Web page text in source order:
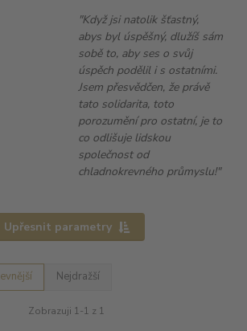
"Když jsi natolik šťastný,
abys byl úspěšný, dlužíš sám
sobě to, aby ses o svůj
úspěch podělil i s ostatními.
Jsem přesvědčen, že právě
tato solidarita, toto
porozumění pro ostatní, je to
co odlišuje lidskou
společnost od
chladnokrevného průmyslu!"
Upřesnit parametry
Nejdražší
Zobrazuji 1-1 z 1